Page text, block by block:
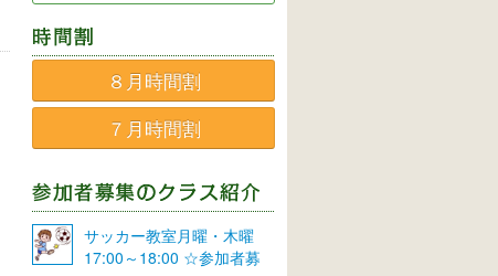
８月時間割
７月時間割
サッカー教室月曜・木曜
17:00～18:00 ☆参加者募